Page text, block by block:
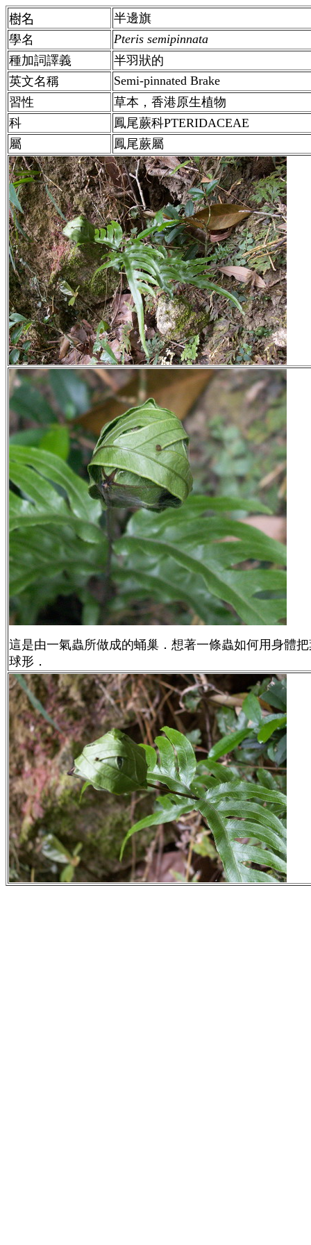
樹名
半邊旗
學名
Pteris semipinnata
種加詞譯義
半羽狀的
英文名稱
Semi-pinnated Brake
習性
草本，香港原生植物
科
鳳尾蕨科PTERIDACEAE
屬
鳳尾蕨屬
這是由一氣蟲所做成的蛹巢．想著一條蟲如何用身體
球形．